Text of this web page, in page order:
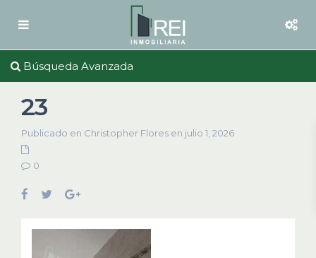
Búsqueda Avanzada
23
Publicado en Christopher Flores en julio 1, 2026
0